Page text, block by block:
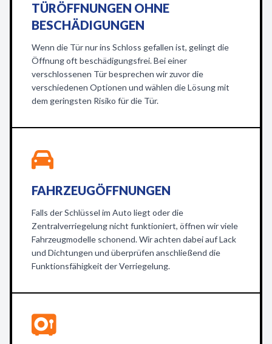
TÜRÖFFNUNGEN OHNE
BESCHÄDIGUNGEN
Wenn die Tür nur ins Schloss gefallen ist, gelingt die
Öffnung oft beschädigungsfrei. Bei einer
verschlossenen Tür besprechen wir zuvor die
verschiedenen Optionen und wählen die Lösung mit
dem geringsten Risiko für die Tür.
FAHRZEUGÖFFNUNGEN
Falls der Schlüssel im Auto liegt oder die
Zentralverriegelung nicht funktioniert, öffnen wir viele
Fahrzeugmodelle schonend. Wir achten dabei auf Lack
und Dichtungen und überprüfen anschließend die
Funktionsfähigkeit der Verriegelung.